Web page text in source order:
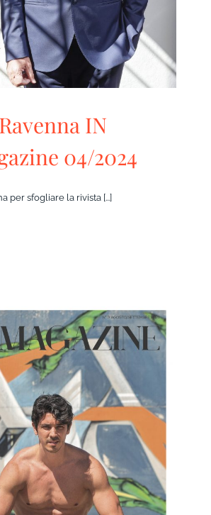
Ravenna IN
04/2024
per sfogliare la rivista [...]
IN Magazine 03/2021
IN RivistaHome Senza categoria